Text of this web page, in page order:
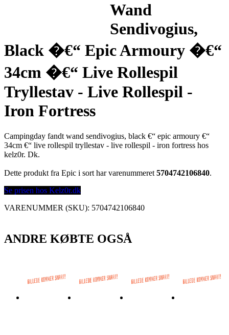
Wand
Sendivogius,
Black �€“ Epic Armoury �€“
34cm �€“ Live Rollespil
Tryllestav - Live Rollespil -
Iron Fortress
Campingday fandt wand sendivogius, black €“ epic armoury €“
34cm €“ live rollespil tryllestav - live rollespil - iron fortress hos
kelz0r. Dk.
Dette produkt fra Epic i sort har varenummeret 5704742106840.
Se prisen hos Kelz0r.dk
VARENUMMER (SKU): 5704742106840
ANDRE KØBTE OGSÅ